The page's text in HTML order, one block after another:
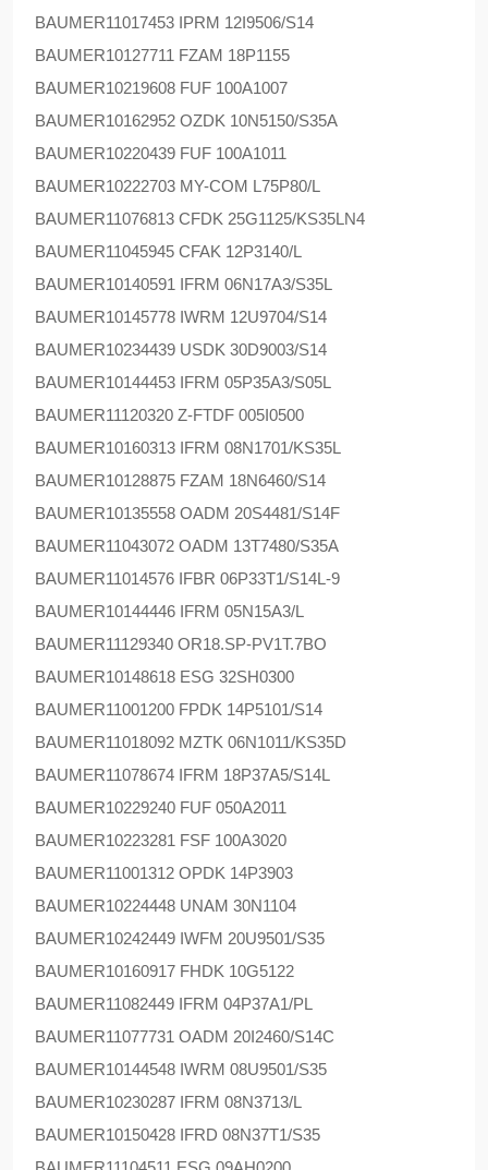
BAUMER11017453 IPRM 12I9506/S14
BAUMER10127711 FZAM 18P1155
BAUMER10219608 FUF 100A1007
BAUMER10162952 OZDK 10N5150/S35A
BAUMER10220439 FUF 100A1011
BAUMER10222703 MY-COM L75P80/L
BAUMER11076813 CFDK 25G1125/KS35LN4
BAUMER11045945 CFAK 12P3140/L
BAUMER10140591 IFRM 06N17A3/S35L
BAUMER10145778 IWRM 12U9704/S14
BAUMER10234439 USDK 30D9003/S14
BAUMER10144453 IFRM 05P35A3/S05L
BAUMER11120320 Z-FTDF 005I0500
BAUMER10160313 IFRM 08N1701/KS35L
BAUMER10128875 FZAM 18N6460/S14
BAUMER10135558 OADM 20S4481/S14F
BAUMER11043072 OADM 13T7480/S35A
BAUMER11014576 IFBR 06P33T1/S14L-9
BAUMER10144446 IFRM 05N15A3/L
BAUMER11129340 OR18.SP-PV1T.7BO
BAUMER10148618 ESG 32SH0300
BAUMER11001200 FPDK 14P5101/S14
BAUMER11018092 MZTK 06N1011/KS35D
BAUMER11078674 IFRM 18P37A5/S14L
BAUMER10229240 FUF 050A2011
BAUMER10223281 FSF 100A3020
BAUMER11001312 OPDK 14P3903
BAUMER10224448 UNAM 30N1104
BAUMER10242449 IWFM 20U9501/S35
BAUMER10160917 FHDK 10G5122
BAUMER11082449 IFRM 04P37A1/PL
BAUMER11077731 OADM 20I2460/S14C
BAUMER10144548 IWRM 08U9501/S35
BAUMER10230287 IFRM 08N3713/L
BAUMER10150428 IFRD 08N37T1/S35